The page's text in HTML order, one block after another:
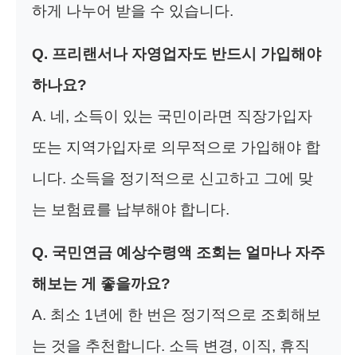
하게 나누어 받을 수 있습니다.
Q. 프리랜서나 자영업자도 반드시 가입해야
하나요?
A. 네, 소득이 있는 국민이라면 직장가입자
또는 지역가입자로 의무적으로 가입해야 합
니다. 소득을 정기적으로 신고하고 그에 맞
는 보험료를 납부해야 합니다.
Q. 국민연금 예상수령액 조회는 얼마나 자주
해보는 게 좋을까요?
A. 최소 1년에 한 번은 정기적으로 조회해보
는 것을 추천합니다. 소득 변경, 이직, 휴직